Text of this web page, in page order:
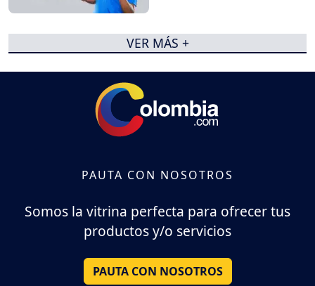
VER MÁS +
PAUTA CON NOSOTROS
Somos la vitrina perfecta para ofrecer tus
productos y/o servicios
PAUTA CON NOSOTROS